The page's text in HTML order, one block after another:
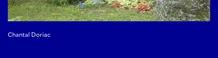
Chantal Doriac